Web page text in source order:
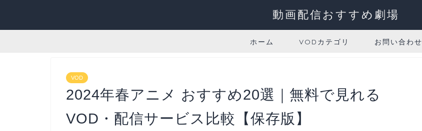
動画配信おすすめ劇場
ホーム VODカテゴリ お問い合わせ
VOD
2024年春アニメ おすすめ20選｜無料で見れる
VOD・配信サービス比較【保存版】